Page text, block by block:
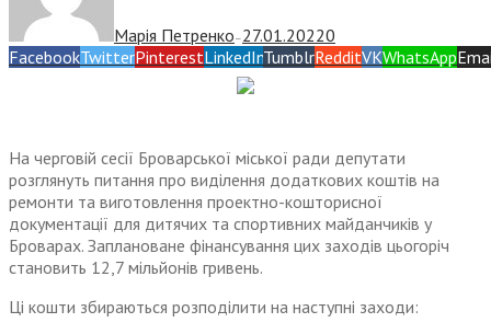
Марія Петренко — 27.01.20220
FacebookTwitterPinterestLinkedInTumblrRedditVKWhatsApp
На черговій сесії Броварської міської ради депутати
розглянуть питання про виділення додаткових коштів на
ремонти та виготовлення проектно-кошторисної
документації для дитячих та спортивних майданчиків у
Броварах. Заплановане фінансування цих заходів цьогоріч
становить 12,7 мільйонів гривень.
Ці кошти збираються розподілити на наступні заходи: